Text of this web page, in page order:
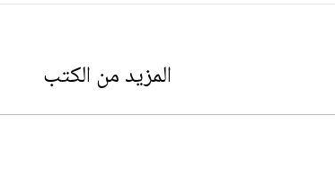
المزيد من الكتب